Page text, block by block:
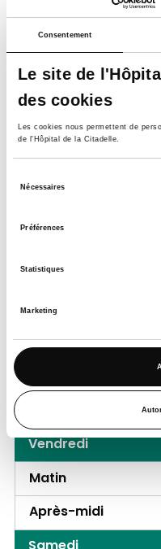
Consentement
Le site de
des cookies
Les cookies nous permettent de
de l'Hôpital de la Citadelle.
Nécessaires
Préférences
Statistiques
Marketing
Lundi
Matin
Après-midi
Mardi
Matin
Après-midi
Jeudi
Vendredi
Matin
Après-midi